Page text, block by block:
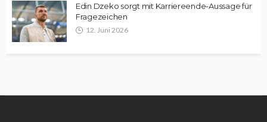
Edin Dzeko sorgt mit Karriereende-Aussage für
Fragezeichen
12. Juni 2026